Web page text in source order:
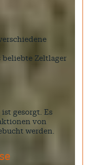
beliebte Zeltlager
gesorgt. Es
von
werden.